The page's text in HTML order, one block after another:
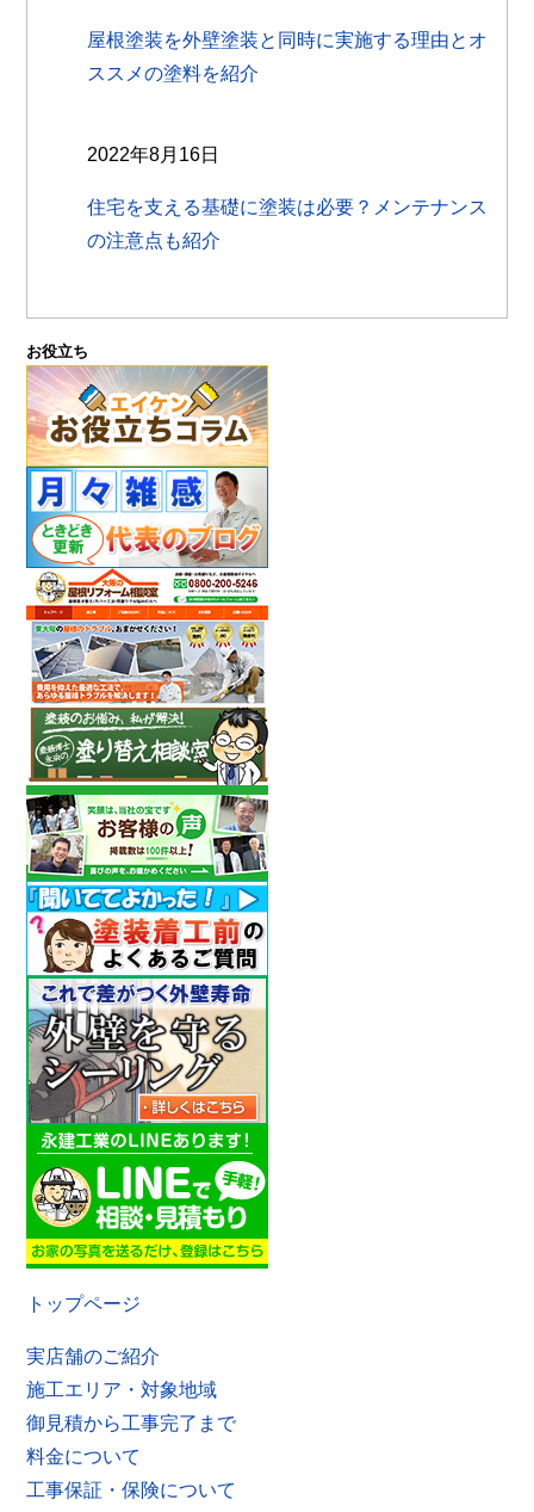
屋根塗装を外壁塗装と同時に実施する理由とオ
ススメの塗料を紹介
2022年8月16日
住宅を支える基礎に塗装は必要？メンテナンス
の注意点も紹介
お役立ち
トップページ
実店舗のご紹介
施工エリア・対象地域
御見積から工事完了まで
料金について
工事保証・保険について